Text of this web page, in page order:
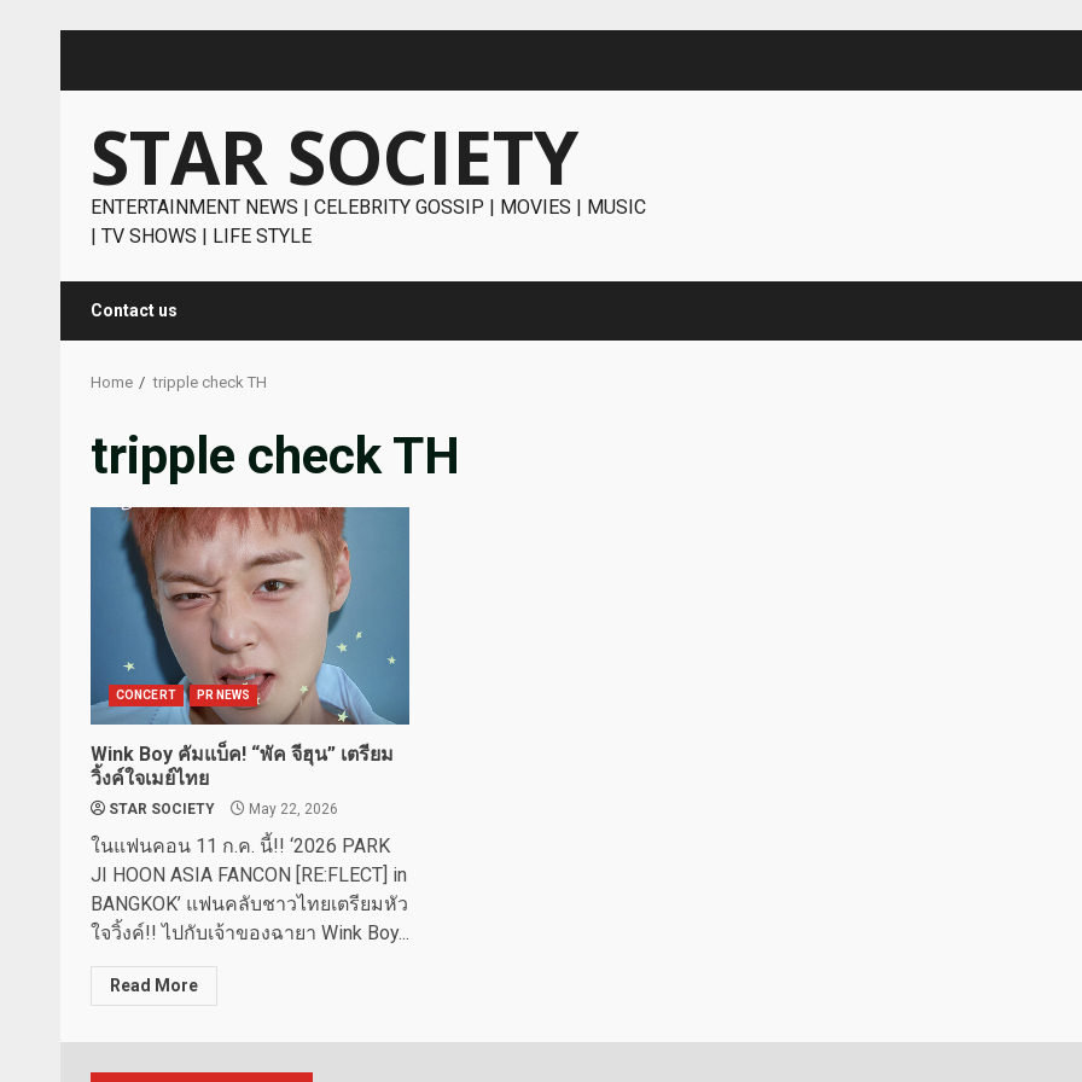
STAR SOCIETY
ENTERTAINMENT NEWS | CELEBRITY GOSSIP | MOVIES | MUSIC
| TV SHOWS | LIFE STYLE
Contact us
Home tripple check TH
tripple check TH
CONCERT PR NEWS
Wink Boy คัมแบ็ค! “พัค จีฮุน” เตรียม
วิ้งค์ใจเมย์ไทย
STAR SOCIETY May 22, 2026
ในแฟนคอน 11 ก.ค. นี้!! ‘2026 PARK
JI HOON ASIA FANCON [RE:FLECT] in
BANGKOK’ แฟนคลับชาวไทยเตรียมหัว
ใจวิ้งค์!! ไปกับเจ้าของฉายา Wink Boy...
Read More